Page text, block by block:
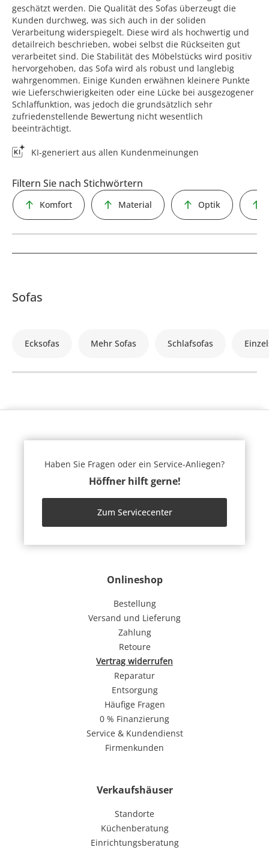
geschätzt werden. Die Qualität des Sofas überzeugt die
Kunden durchweg, was sich auch in der soliden
Verarbeitung widerspiegelt. Diese wird als hochwertig und
detailreich beschrieben, wobei selbst die Rückseiten gut
verarbeitet sind. Die Stabilität des Möbelstücks wird positiv
hervorgehoben, das Sofa wird als robust und langlebig
wahrgenommen. Einige Kunden erwähnen kleinere Punkte
wie Lieferschwierigkeiten oder eine Lücke bei ausgezogener
Schlaffunktion, was jedoch die grundsätzlich sehr
zufriedenstellende Bewertung nicht wesentlich
beeinträchtigt.
KI-generiert aus allen Kundenmeinungen
Filtern Sie nach Stichwörtern
Komfort Material Optik
Sofas
Ecksofas Mehr Sofas Schlafsofas
Onlineshop
Bestellung
Versand und Lieferung
Zahlung
Retoure
Vertrag widerrufen
Reparatur
Entsorgung
Häufige Fragen
0 % Finanzierung
Service & Kundendienst
Firmenkunden
Verkaufshäuser
Standorte
Küchenberatung
Einrichtungsberatung
Haben Sie Fragen oder ein Service-Anliegen?
Höffner hilft gerne!
Zum Servicecenter